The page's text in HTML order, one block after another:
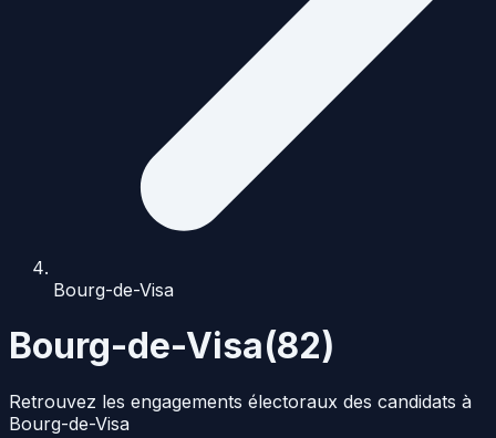
Bourg-de-Visa
Bourg-de-Visa(82)
Retrouvez les engagements électoraux des candidats à
Bourg-de-Visa